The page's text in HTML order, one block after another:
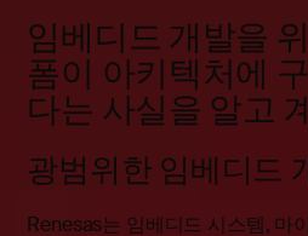
임베디드 개발을
폼이 아키텍처에
다는 사실을 알고
광범위한 임베디드
Renesas는 임베디드 시스템, 마